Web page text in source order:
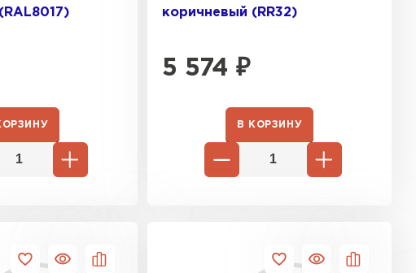
коричневый (RR32)
5 574 ₽
В КОРЗИНУ